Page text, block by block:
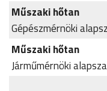
Műszaki hőtan
Gépészmérnöki
Műszaki hőtan
Járműmérnöki